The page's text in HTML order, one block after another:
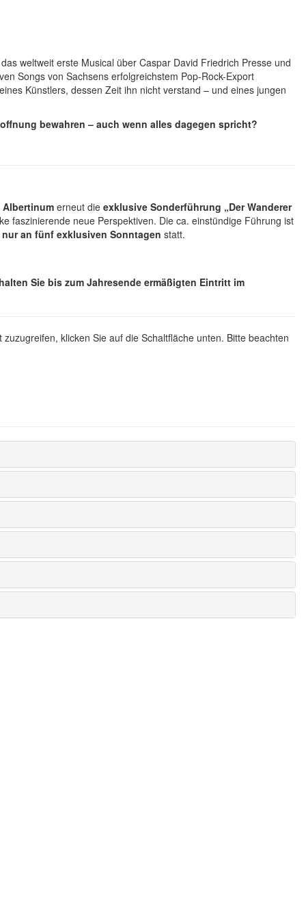
weltweit erste Musical über Caspar David Friedrich Presse und
Songs von Sachsens erfolgreichstem Pop-Rock-Export
Künstlers, dessen Zeit ihn nicht verstand – und eines jungen
bewahren – auch wenn alles dagegen spricht?
Albertinum erneut die exklusive Sonderführung „Der Wanderer
faszinierende neue Perspektiven. Die ca. einstündige Führung ist
nur an fünf exklusiven Sonntagen statt.
Sie bis zum Jahresende ermäßigten Eintritt im
klicken Sie auf die Schaltfläche unten. Bitte beachten